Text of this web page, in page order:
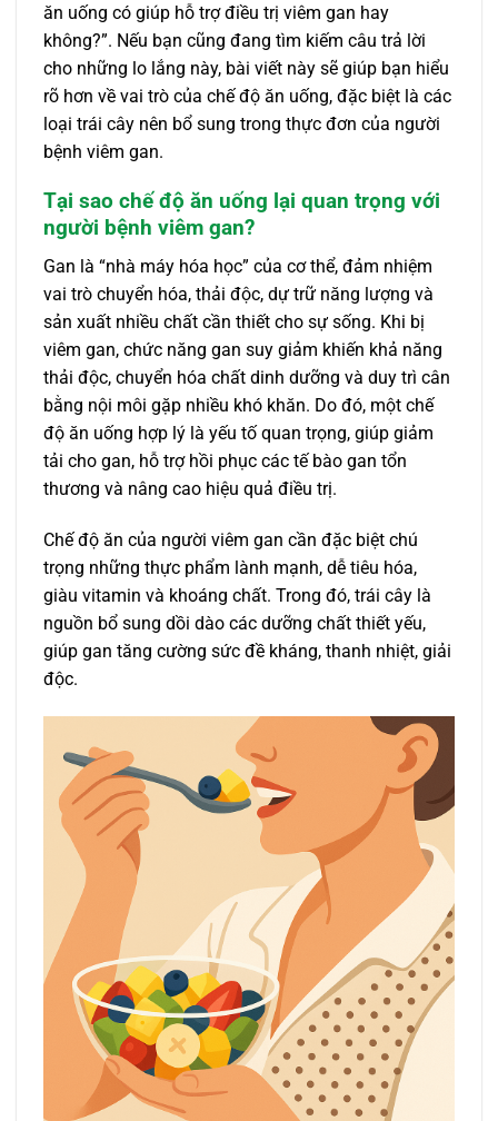
ăn uống có giúp hỗ trợ điều trị viêm gan hay
không?”. Nếu bạn cũng đang tìm kiếm câu trả lời
cho những lo lắng này, bài viết này sẽ giúp bạn hiểu
rõ hơn về vai trò của chế độ ăn uống, đặc biệt là các
loại trái cây nên bổ sung trong thực đơn của người
bệnh viêm gan.
Tại sao chế độ ăn uống lại quan trọng với
người bệnh viêm gan?
Gan là “nhà máy hóa học” của cơ thể, đảm nhiệm
vai trò chuyển hóa, thải độc, dự trữ năng lượng và
sản xuất nhiều chất cần thiết cho sự sống. Khi bị
viêm gan, chức năng gan suy giảm khiến khả năng
thải độc, chuyển hóa chất dinh dưỡng và duy trì cân
bằng nội môi gặp nhiều khó khăn. Do đó, một chế
độ ăn uống hợp lý là yếu tố quan trọng, giúp giảm
tải cho gan, hỗ trợ hồi phục các tế bào gan tổn
thương và nâng cao hiệu quả điều trị.
Chế độ ăn của người viêm gan cần đặc biệt chú
trọng những thực phẩm lành mạnh, dễ tiêu hóa,
giàu vitamin và khoáng chất. Trong đó, trái cây là
nguồn bổ sung dồi dào các dưỡng chất thiết yếu,
giúp gan tăng cường sức đề kháng, thanh nhiệt, giải
độc.